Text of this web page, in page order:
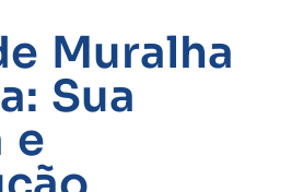
Muralha
Sua
e